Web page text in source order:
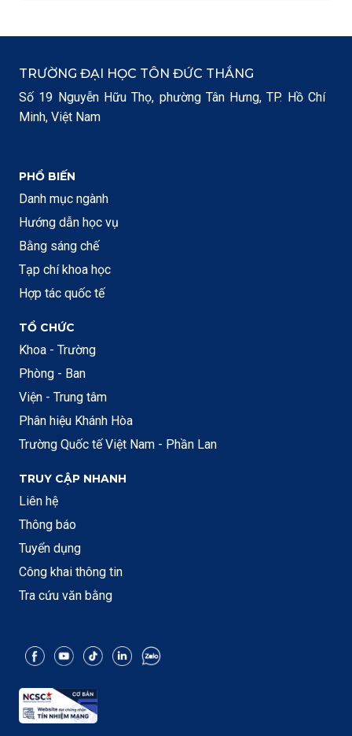
TRƯỜNG ĐẠI HỌC TÔN ĐỨC THẮNG
Số 19 Nguyễn Hữu Thọ, phường Tân Hưng, TP. Hồ Chí
Minh, Việt Nam
PHỔ BIẾN
Danh mục ngành
Hướng dẫn học vụ
Bằng sáng chế
Tạp chí khoa học
Hợp tác quốc tế
TỔ CHỨC
Khoa - Trường
Phòng - Ban
Viện - Trung tâm
Phân hiệu Khánh Hòa
Trường Quốc tế Việt Nam - Phần Lan
TRUY CẬP NHANH
Liên hệ
Thông báo
Tuyển dụng
Công khai thông tin
Tra cứu văn bằng